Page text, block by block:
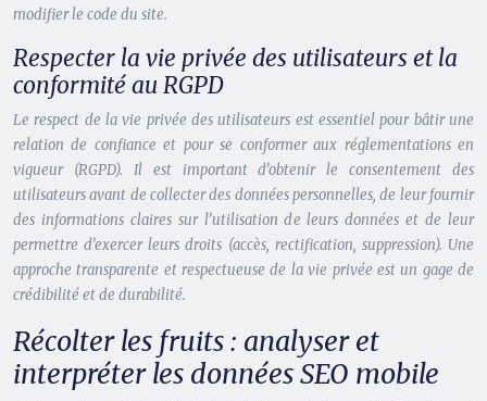
modifier le code du site.
Respecter la vie privée des utilisateurs et la
conformité au RGPD
Le respect de la vie privée des utilisateurs est essentiel pour bâtir une
relation de confiance et pour se conformer aux réglementations en
vigueur (RGPD). Il est important d’obtenir le consentement des
utilisateurs avant de collecter des données personnelles, de leur fournir
des informations claires sur l’utilisation de leurs données et de leur
permettre d’exercer leurs droits (accès, rectification, suppression). Une
approche transparente et respectueuse de la vie privée est un gage de
crédibilité et de durabilité.
Récolter les fruits : analyser et
interpréter les données SEO mobile